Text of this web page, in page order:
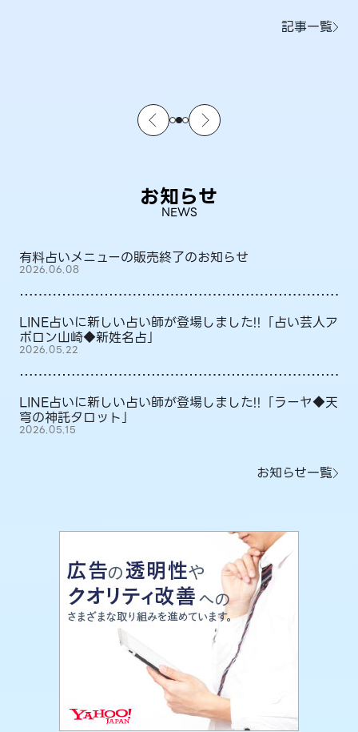
記事一覧
お知らせ
NEWS
有料占いメニューの販売終了のお知らせ
2026.06.08
LINE占いに新しい占い師が登場しました!!「占い芸人ア
ポロン山崎◆新姓名占」
2026.05.22
LINE占いに新しい占い師が登場しました!!「ラーヤ◆天
穹の神託タロット」
2026.05.15
お知らせ一覧